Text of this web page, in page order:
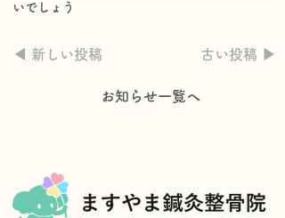
いでしょう
◀︎ 新しい投稿 古い投稿 ▶︎
お知らせ一覧へ